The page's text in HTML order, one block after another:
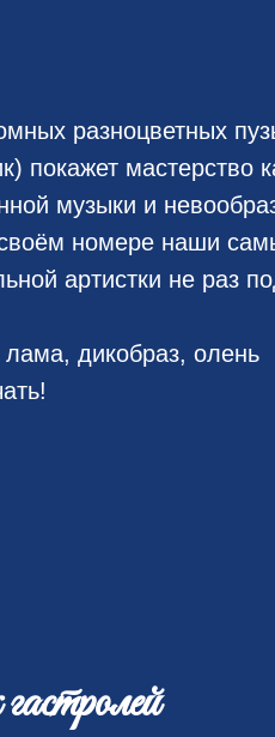
разноцветных
мастерство
музыки и
номере наши
артистки не раз
дикобраз, олень